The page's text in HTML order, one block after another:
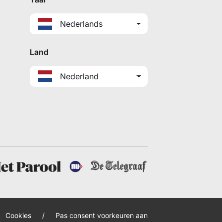
Nederlands
Land
Nederland
Cookies / Pas consent voorkeuren aan